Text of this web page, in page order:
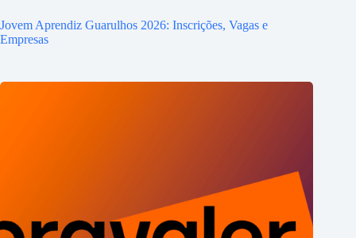
Jovem Aprendiz Guarulhos 2026: Inscrições, Vagas e
Empresas